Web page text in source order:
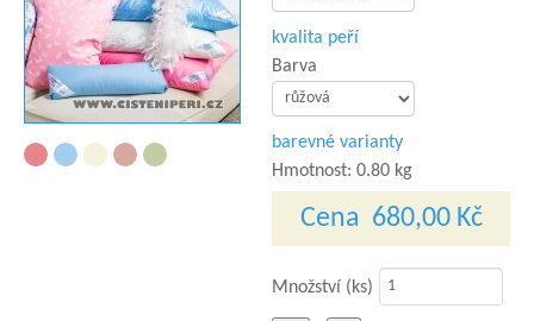
kvalita peří
Barva
barevné varianty
Hmotnost: 0.80 kg
Cena 680,00 Kč
Množství (ks)